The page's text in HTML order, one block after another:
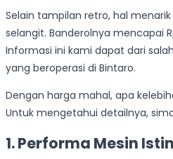
Selain tampilan retro, hal
selangit. Banderolnya mencapai
Informasi ini kami dapat dari
yang beroperasi di Bintaro.
Dengan harga mahal, apa
Untuk mengetahui detailnya,
1. Performa Mesin